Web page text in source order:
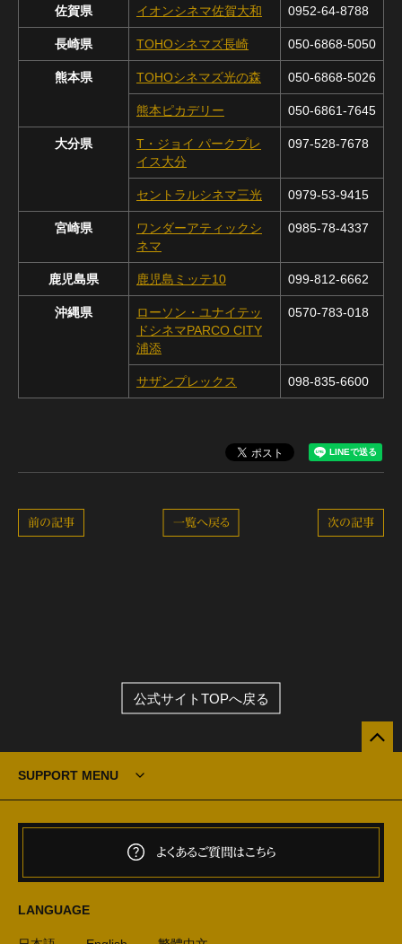
佐賀県 イオンシネマ佐賀大和 0952-64-8788
長崎県 TOHOシネマズ長崎 050-6868-5050
熊本県 TOHOシネマズ光の森 050-6868-5026
熊本ピカデリー 050-6861-7645
大分県
T・ジョイ パークプレ
イス大分
097-528-7678
セントラルシネマ三光 0979-53-9415
宮崎県
ワンダーアティックシ
ネマ
0985-78-4337
鹿児島県 鹿児島ミッテ10 099-812-6662
沖縄県
ローソン・ユナイテッ
ドシネマPARCO CITY
浦添
0570-783-018
サザンプレックス 098-835-6600
次の記事
一覧へ戻る
前の記事
公式サイトTOPへ戻る
SUPPORT MENU
よくあるご質問はこちら
LANGUAGE